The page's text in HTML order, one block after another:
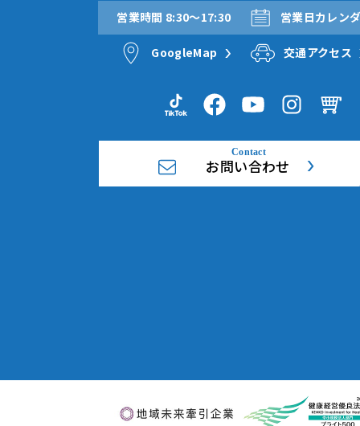
営業時間 8:30〜17:30 営業日カレン
GoogleMap 交通アクセス
お問い合わせ